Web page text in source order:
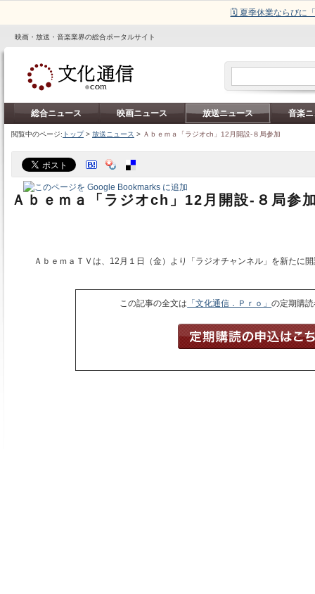
🗓️ 夏季休業ならびに
映画・放送・音楽業界の総合ポータルサイト
総合ニュース 映画ニュース 放送ニュース 音楽
閲覧中のページ: トップ> 放送ニュース > Ａｂｅｍａ「ラジオch」12月開設‐８局参加
Ａｂｅｍａ「ラジオch」12月開設‐８局参
ＡｂｅｍａＴＶは、12月１日（金）より「ラジオチャンネル」を新たに
この記事の全文は 「文化通信．Ｐｒｏ」の定期購